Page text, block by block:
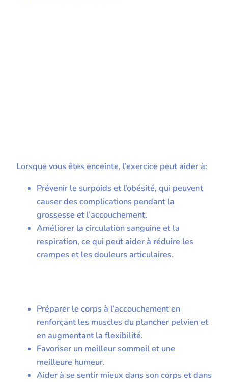
Lorsque vous êtes enceinte, l’exercice peut aider à:
Prévenir le surpoids et l’obésité, qui peuvent
causer des complications pendant la
grossesse et l’accouchement.
Améliorer la circulation sanguine et la
respiration, ce qui peut aider à réduire les
crampes et les douleurs articulaires.
Préparer le corps à l’accouchement en
renforçant les muscles du plancher pelvien et
en augmentant la flexibilité.
Favoriser un meilleur sommeil et une
meilleure humeur.
Aider à se sentir mieux dans son corps et dans